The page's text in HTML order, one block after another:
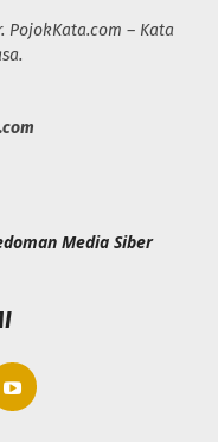
PojokKata.com – Kata
Media Siber